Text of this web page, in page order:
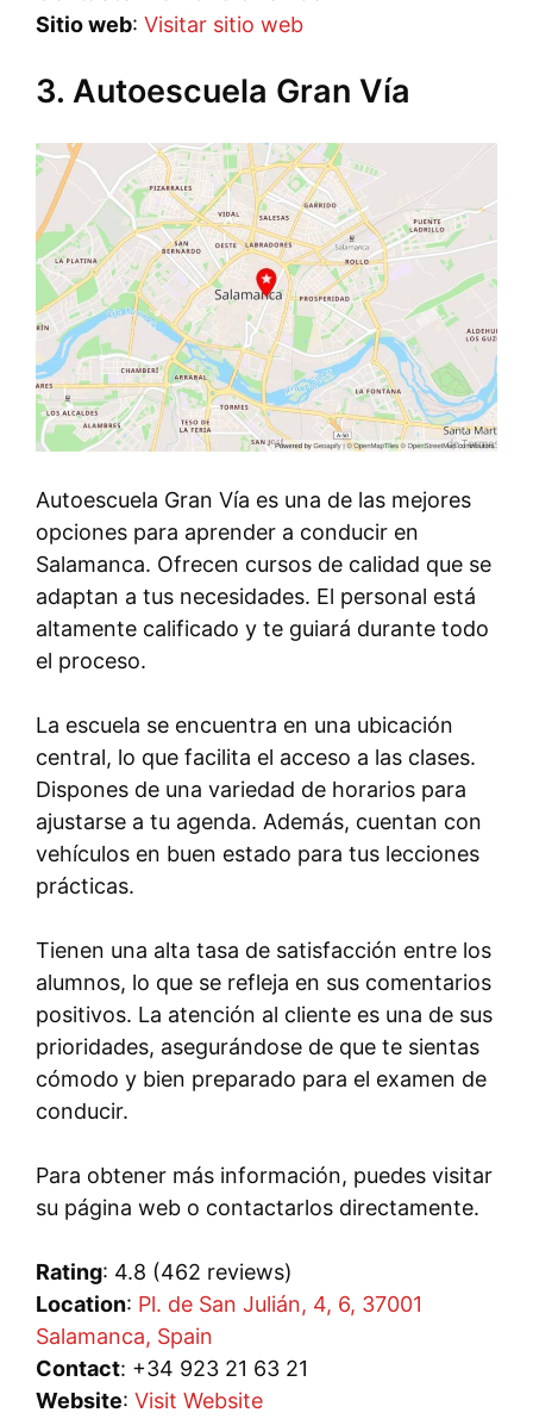
Sitio web: Visitar sitio web
3. Autoescuela Gran Vía
Autoescuela Gran Vía es una de las mejores
opciones para aprender a conducir en
Salamanca. Ofrecen cursos de calidad que se
adaptan a tus necesidades. El personal está
altamente calificado y te guiará durante todo
el proceso.
La escuela se encuentra en una ubicación
central, lo que facilita el acceso a las clases.
Dispones de una variedad de horarios para
ajustarse a tu agenda. Además, cuentan con
vehículos en buen estado para tus lecciones
prácticas.
Tienen una alta tasa de satisfacción entre los
alumnos, lo que se refleja en sus comentarios
positivos. La atención al cliente es una de sus
prioridades, asegurándose de que te sientas
cómodo y bien preparado para el examen de
conducir.
Para obtener más información, puedes visitar
su página web o contactarlos directamente.
Rating: 4.8 (462 reviews)
Location: Pl. de San Julián, 4, 6, 37001
Salamanca, Spain
Contact: +34 923 21 63 21
Website: Visit Website